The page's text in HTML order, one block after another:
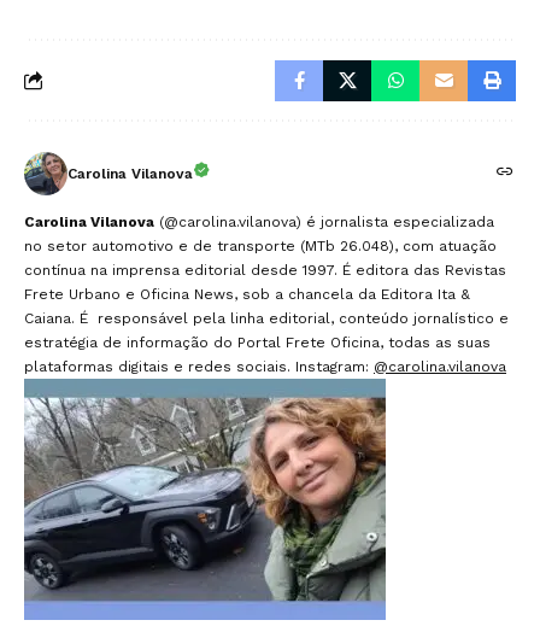
Carolina Vilanova
Carolina Vilanova (@carolina.vilanova) é jornalista especializada
no setor automotivo e de transporte (MTb 26.048), com atuação
contínua na imprensa editorial desde 1997. É editora das Revistas
Frete Urbano e Oficina News, sob a chancela da Editora Ita &
Caiana. É responsável pela linha editorial, conteúdo jornalístico e
estratégia de informação do Portal Frete Oficina, todas as suas
plataformas digitais e redes sociais. Instagram: @carolina.vilanova